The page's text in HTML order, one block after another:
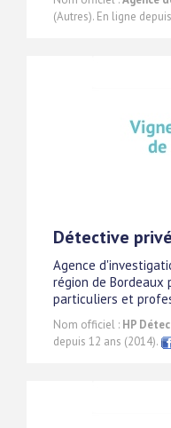
(Autres). En ligne
Détective
Agence
région de
particuliers et
Nom officiel : HP
depuis 12 ans (2014).